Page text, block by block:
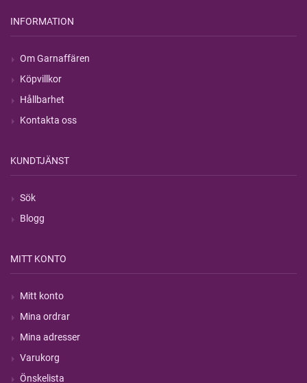
INFORMATION
Om Garnaffären
Köpvillkor
Hållbarhet
Kontakta oss
KUNDTJÄNST
Sök
Blogg
MITT KONTO
Mitt konto
Mina ordrar
Mina adresser
Varukorg
Önskelista